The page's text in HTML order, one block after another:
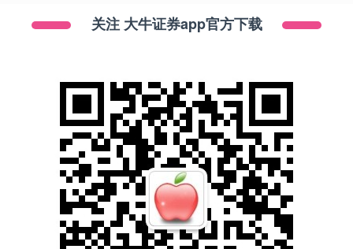
关注 大牛证券app官方下载